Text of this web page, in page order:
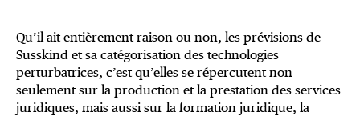
Qu’il ait entièrement raison ou non, les prévisions de
Susskind et sa catégorisation des technologies
perturbatrices, c’est qu’elles se ré­percutent non
seulement sur la production et la prestation des services
juridiques, mais aussi sur la formation juridique, la